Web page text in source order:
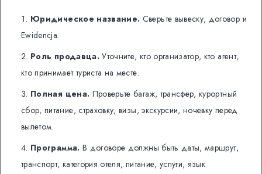
Юридическое название. Сверьте вывеску, договор и
Ewidencja.
Роль продавца.Уточните, кто организатор, кто агент,
кто принимает туриста на месте.
Полная цена. Проверьте багаж, трансфер, курортный
сбор, питание, страховку, визы, экскурсии, ночевку перед
вылетом.
Программа. В договоре должны быть даты, маршрут,
транспорт, категория отеля, питание, услуги, язык